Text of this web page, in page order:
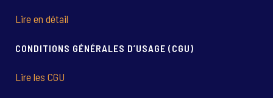
Lire en détail
CONDITIONS GÉNÉRALES D’USAGE (CGU)
Lire les CGU